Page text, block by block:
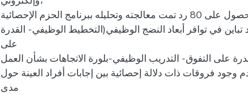
تم الحصول على 80 رد تمت معالجته وتحليله ببرنامج الحزم الإحصائية spss، وقد تم
في توافر أبعاد النضج الوظيفي(التخطيط الوظيفي- القدرة
على
على التفوق- التدريب الوظيفي-بلورة الاتجاهات بشأن العمل)،
وجود فروقات ذات دلالة إحصائية بين إجابات أفراد العينة حول
مدى